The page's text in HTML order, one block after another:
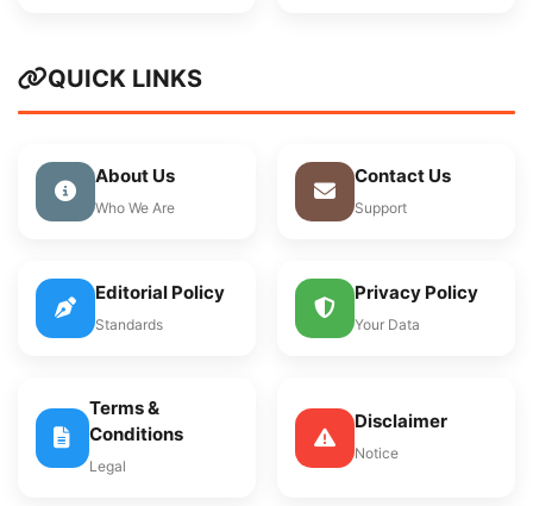
QUICK LINKS
About Us
Who We Are
Contact Us
Support
Editorial Policy
Standards
Privacy Policy
Your Data
Terms &
Conditions
Legal
Disclaimer
Notice